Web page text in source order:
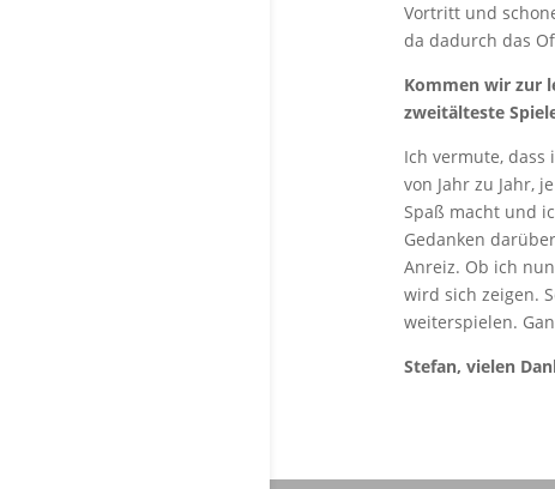
Vortritt und
da dadurch das
Kommen wir zur
zweitälteste
Ich vermute,
von Jahr zu Jahr,
Spaß macht und
Gedanken
Anreiz. Ob ich
wird sich zeigen.
weiterspielen.
Stefan, vielen